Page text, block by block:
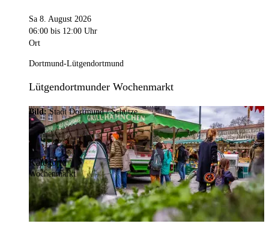
Sa 8. August 2026
06:00 bis 12:00 Uhr
Ort
Dortmund-Lütgendortmund
Lütgendortmunder Wochenmarkt
Bild:Stadt Dortmund / Schütze
Kategorie
Wochenmarkt